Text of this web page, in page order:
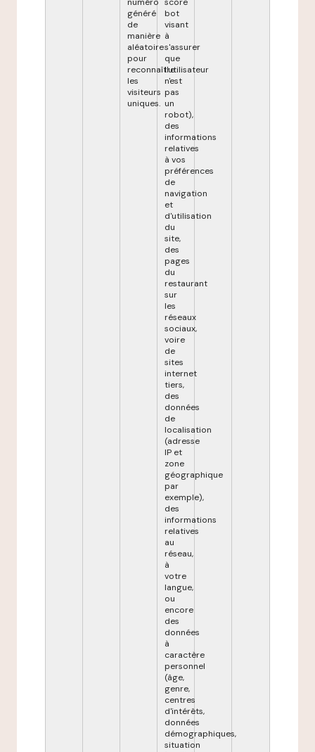
généré
de
manière
aléatoire
pour
reconnaître
les
visiteurs
uniques.
bot
visant
à
s'assurer
que
l'utilisateur
n'est
pas
un
robot),
des
informations
relatives
à vos
préférences
de
navigation
et
d'utilisation
du
site,
des
pages
du
restaurant
sur
les
réseaux
sociaux,
voire
de
sites
internet
tiers,
des
données
de
localisation
(adresse
IP et
zone
géographique
par
exemple),
des
informations
relatives
au
réseau,
à
votre
langue,
ou
encore
des
données
à
caractère
personnel
(âge,
genre,
centres
d'intérêts,
données
démographiques,
situation